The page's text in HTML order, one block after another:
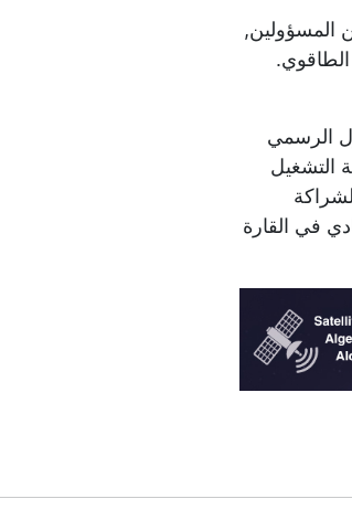
المسؤولين,
الرسمي
التشغيل
في القارة